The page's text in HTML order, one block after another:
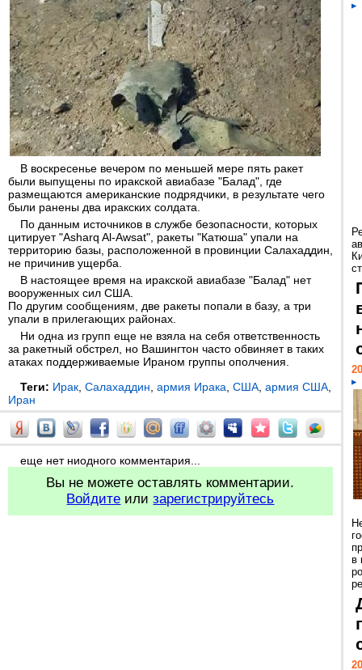
В воскресенье вечером по меньшей мере пять ракет
были выпущены по иракской авиабазе "Балад", где
размещаются американские подрядчики, в результате чего
были ранены два иракских солдата.
По данным источников в службе безопасности, которых
цитирует "Asharq Al-Awsat", ракеты "Катюша" упали на
территорию базы, расположенной в провинции Салахаддин,
не причинив ущерба.
В настоящее время на иракской авиабазе "Балад" нет
вооруженных сил США.
По другим сообщениям, две ракеты попали в базу, а три
упали в прилегающих районах.
Ни одна из групп еще не взяла на себя ответственность
за ракетный обстрел, но Вашингтон часто обвиняет в таких
атаках поддерживаемые Ираном группы ополчения.
Теги: Ирак Салахаддин армия Ирака США армия США
Иран
еще нет ниодного комментария...
Вы не можете оставлять комментарии.
Войдите илизарегистрируйтесь
в